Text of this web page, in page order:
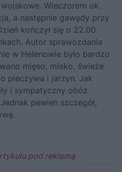
Wieczorem ok.
a następnie gawędy przy
kończył się o 22.00
Autor sprawozdania
w Helenowie było bardzo
mięso, mleko, świeże
pieczywa i jarzyn. Jak
i sympatyczny obóz
pewien szczegół,